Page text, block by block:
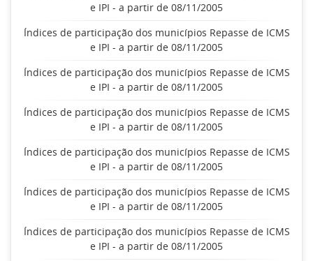
e IPI - a partir de 08/11/2005
Índices de participação dos municípios Repasse de ICMS
e IPI - a partir de 08/11/2005
Índices de participação dos municípios Repasse de ICMS
e IPI - a partir de 08/11/2005
Índices de participação dos municípios Repasse de ICMS
e IPI - a partir de 08/11/2005
Índices de participação dos municípios Repasse de ICMS
e IPI - a partir de 08/11/2005
Índices de participação dos municípios Repasse de ICMS
e IPI - a partir de 08/11/2005
Índices de participação dos municípios Repasse de ICMS
e IPI - a partir de 08/11/2005